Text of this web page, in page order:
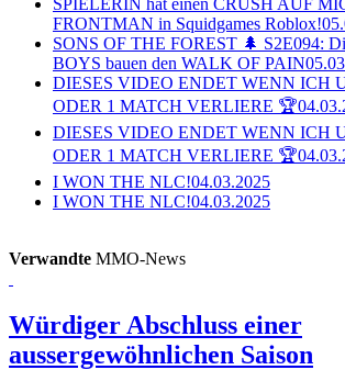
FRONTMAN in Squidgames Roblox!
SONS OF THE FOREST 🌲 S2E094:
BOYS bauen den WALK OF PAIN
DIESES VIDEO ENDET WENN ICH
ODER 1 MATCH VERLIERE 🏆
DIESES VIDEO ENDET WENN ICH
ODER 1 MATCH VERLIERE 🏆
I WON THE NLC!04.03.2025
I WON THE NLC!04.03.2025
Verwandte MMO-News
Würdiger Abschluss einer
aussergewöhnlichen Saison